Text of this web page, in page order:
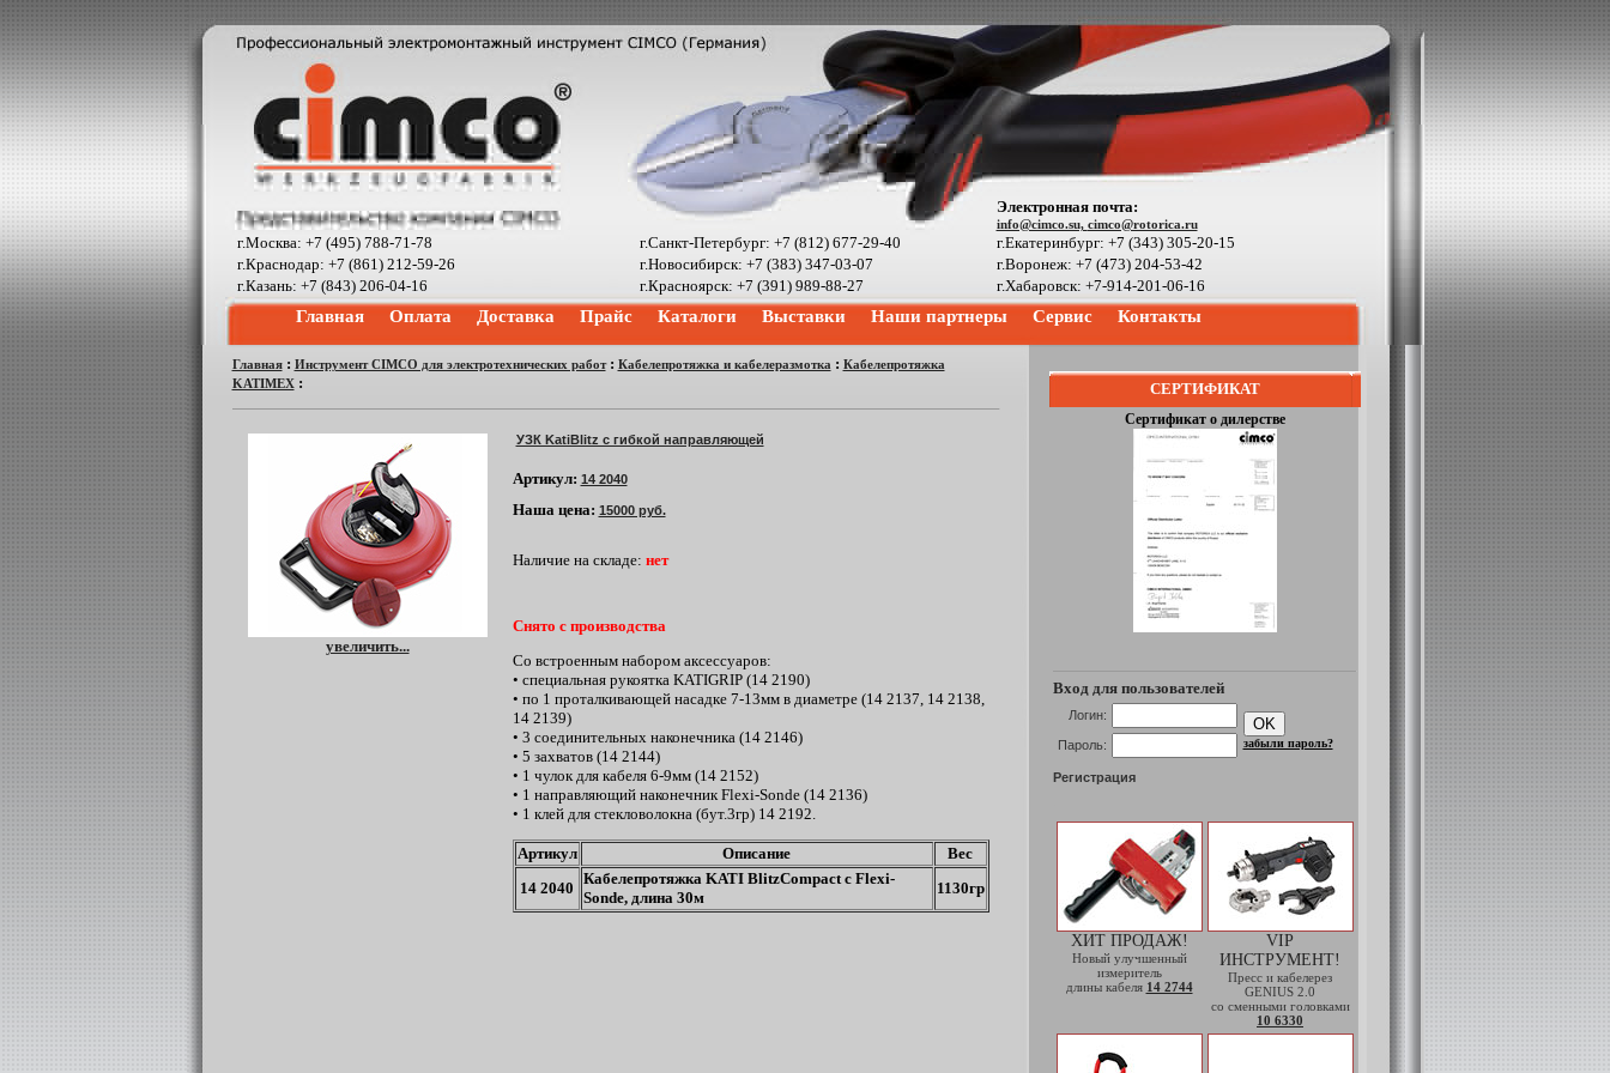
Электронная почта:
info@cimco.su, cimco@rotorica.ru
г.Москва: +7 (495) 788-71-78 г.Санкт-Петербург: +7 (812) 677-29-40
г.Екатеринбург: +7 (343) 305-20-15
г.Краснодар: +7 (861) 212-59-26
г.Новосибирск: +7 (383) 347-03-07
г.Воронеж: +7 (473) 204-53-42
г.Казань: +7 (843) 206-04-16
г.Красноярск: +7 (391) 989-88-27 г.Хабаровск: +7-914-201-06-16
Главная Оплата Доставка Прайс Каталоги Выставки Наши партнеры Сервис Контакты
Главная: Инструмент CIMCO для электротехнических работ: Кабелепротяжка и кабелеразмотка: Кабелепротяжка
KATIMEX:
увеличить...
УЗК KatiBlitz с гибкой направляющей
Артикул: 14 2040
Наша цена: 15000 руб.
Наличие на складе: нет
Снято с производства
Со встроенным набором аксессуаров:
• специальная рукоятка KATIGRIP (14 2190)
• по 1 проталкивающей насадке 7-13мм в диаметре (14 2137, 14 2138,
14 2139)
• 3 соединительных наконечника (14 2146)
• 5 захватов (14 2144)
• 1 чулок для кабеля 6-9мм (14 2152)
• 1 направляющий наконечник Flexi-Sonde (14 2136)
• 1 клей для стекловолокна (бут.3гр) 14 2192.
Артикул Описание
Вес
14 2040
Кабелепротяжка KATI BlitzCompact с Flexi-
Sonde, длина 30м
1130гр
СЕРТИФИКАТ
Сертификат о дилерстве
Вход для пользователей
Логин:
Пароль: забыли пароль?
Регистрация
ХИТ ПРОДАЖ!
Новый улучшенный
измеритель
длины кабеля 14 2744
VIP
ИНСТРУМЕНТ!
Пресс и кабелерез
GENIUS 2.0
со сменными головками
10 6330